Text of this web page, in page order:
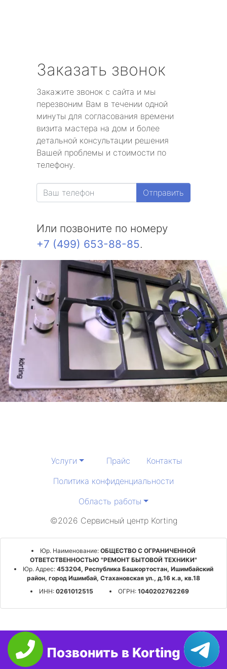
Заказать звонок
Закажите звонок с сайта и мы
перезвоним Вам в течении одной
минуты для согласования времени
визита мастера на дом и более
детальной консультации решения
Вашей проблемы и стоимости по
телефону.
Отправить
Или позвоните по номеру
+7 (499) 653-88-85.
Услуги Прайс
Контакты
Политика конфиденциальности
Область работы
©2026 Сервисный центр Korting
Юр. Наименование: ОБЩЕСТВО С ОГРАНИЧЕННОЙ
ОТВЕТСТВЕННОСТЬЮ "РЕМОНТ БЫТОВОЙ ТЕХНИКИ"
Юр. Адрес:453204, Республика Башкортостан, Ишимбайский
район, город Ишимбай, Стахановская ул., д.16 к.а, кв.18
ИНН:0261012515 ОГРН:1040202762269
Позвонить в Korting